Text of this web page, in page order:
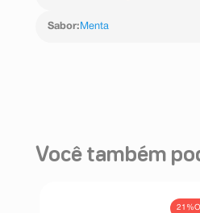
Sabor: Menta
Você também
21%